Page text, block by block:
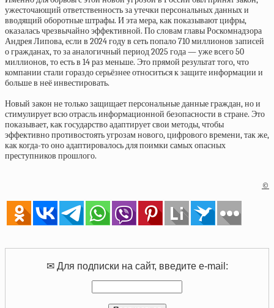
ужесточающий ответственность за утечки персональных данных и
вводящий оборотные штрафы. И эта мера, как показывают цифры,
оказалась чрезвычайно эффективной. По словам главы Роскомнадзора
Андрея Липова, если в 2024 году в сеть попало 710 миллионов записей
о гражданах, то за аналогичный период 2025 года — уже всего 50
миллионов, то есть в 14 раз меньше. Это прямой результат того, что
компании стали гораздо серьёзнее относиться к защите информации и
больше в неё инвестировать.
Новый закон не только защищает персональные данные граждан, но и
стимулирует всю отрасль информационной безопасности в стране. Это
показывает, как государство адаптирует свои методы, чтобы
эффективно противостоять угрозам нового, цифрового времени, так же,
как когда-то оно адаптировалось для поимки самых опасных
преступников прошлого.
©
✉ Для подписки на сайт, введите e-mail: